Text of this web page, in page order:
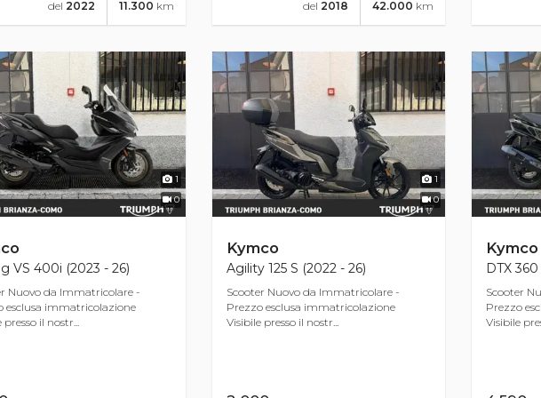
11.300 km
del 2022 42.000 km
del 2018
1
0
VS 400i (2023 - 26)
Nuovo da Immatricolare -
esclusa immatricolazione
il nostr...
1
0
Kymco
Agility 125 S (2022 - 26)
Scooter Nuovo da Immatricolare -
Prezzo esclusa immatricolazione
Visibile presso il nostr...
Kymco
DTX
Scooter
Prezzo
Visibile